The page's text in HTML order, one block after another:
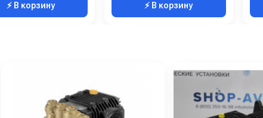
⚡ В корзину ⚡ В корзину